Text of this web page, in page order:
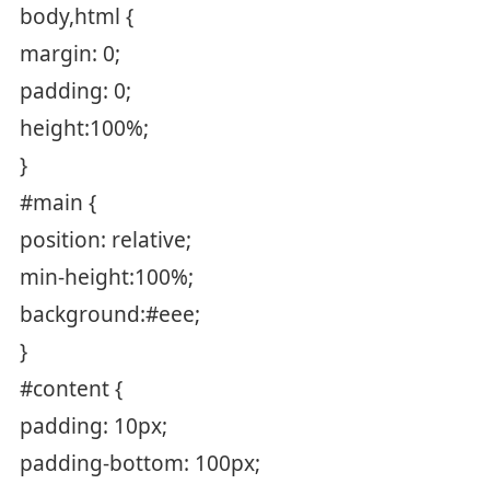
body,html {
margin: 0;
padding: 0;
height:100%;
}
#main {
position: relative;
min-height:100%;
background:#eee;
}
#content {
padding: 10px;
padding-bottom: 100px;